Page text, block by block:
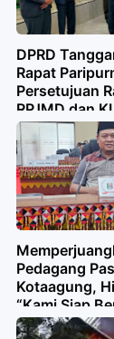
DPRD
Rapat
Persetujuan
RPJMD dan
P Tahun
Pedagang
Kotaagung,
“Kami Siap
Garda